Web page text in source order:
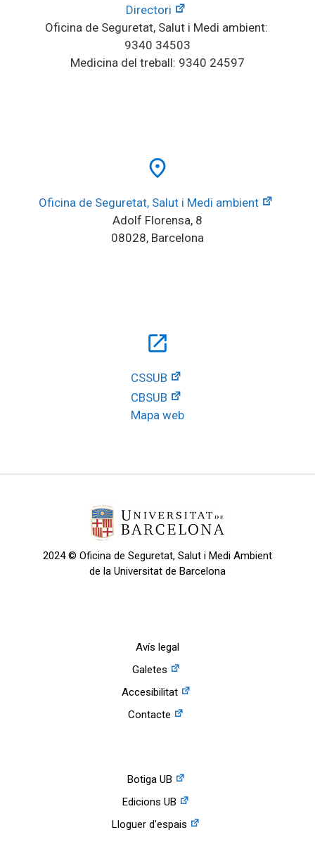
Directori
Oficina de Seguretat, Salut i Medi ambient:
9340 34503
Medicina del treball: 9340 24597
place
Oficina de Seguretat, Salut i Medi ambient
Adolf Florensa, 8
08028, Barcelona
open_in_new
CSSUB
CBSUB
Mapa web
2024 © Oficina de Seguretat, Salut i Medi Ambient
de la Universitat de Barcelona
Avís legal
Galetes
Accesibilitat
Contacte
Botiga UB
Edicions UB
Lloguer d'espais